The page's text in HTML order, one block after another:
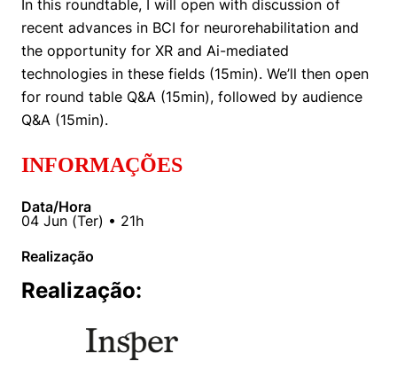
Todas as Engenharias
Engenharia Mecânica
Direito
Prêmio Duda Ermírio de Moraes
Como funciona
Resolução Eficaz de Problemas
Oportunidade de Negócios
Women in Action
Trabalhe conosco
Sala de Imprensa
Biblioteca Telles
Repositório Institucional
Pesquisa na Graduação
Seminários Acadêmicos
Comitê de Ética em Pesquisa
Notícias
Youtube
Instagram
Engenharia e Ciência da Computação
Direito
Áreas de Conhecimento
Prêmios de Excelência
Ensino e aprendizagem
Fale Conosco
Atendimento
Visite o Insper
Canal de Ética
Ouvidoria
Portal da Privacidade
In this roundtable, I will open with discussion of
recent advances in BCI for neurorehabilitation and
the opportunity for XR and Ai-mediated
technologies in these fields (15min). We’ll then open
for round table Q&A (15min), followed by audience
Q&A (15min).
INFORMAÇÕES
Data/Hora
04 Jun (Ter) • 21h
Realização
Realização: